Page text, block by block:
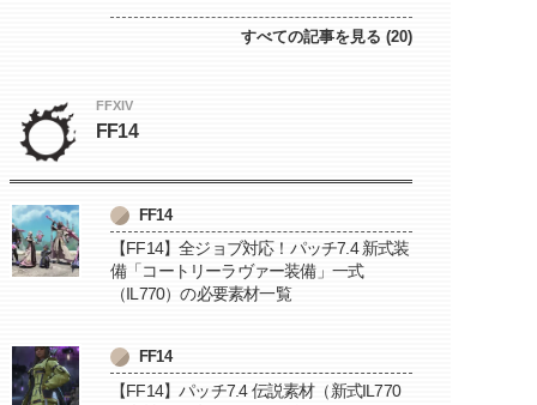
すべての記事を見る (20)
FFXIV
FF14
FF14
【FF14】全ジョブ対応！パッチ7.4 新式装
備「コートリーラヴァー装備」一式
（IL770）の必要素材一覧
FF14
【FF14】パッチ7.4 伝説素材（新式IL770